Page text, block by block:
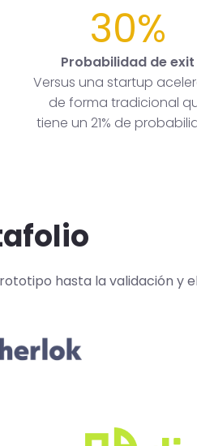
30%
Probabilidad de exit
Versus una startup
de forma tradicional
tiene un 21% de
hasta la validación y